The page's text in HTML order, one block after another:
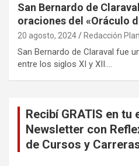
San Bernardo de
oraciones del «Oráculo
20 agosto, 2024 Redacción
San Bernardo de Claraval fue
entre los siglos XI y XII.…
Recibí GRATIS en tu
Newsletter con
de Cursos y